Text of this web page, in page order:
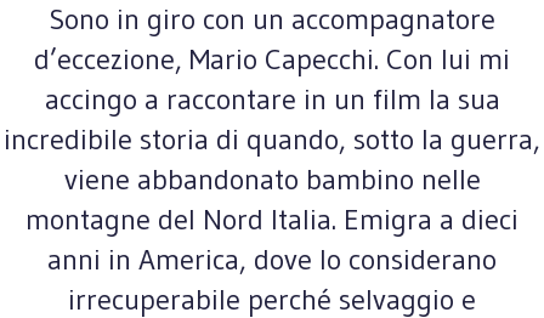
Sono in giro con un accompagnatore
d’eccezione, Mario Capecchi. Con lui mi
accingo a raccontare in un film la sua
incredibile storia di quando, sotto la guerra,
viene abbandonato bambino nelle
montagne del Nord Italia. Emigra a dieci
anni in America, dove lo considerano
irrecuperabile perché selvaggio e